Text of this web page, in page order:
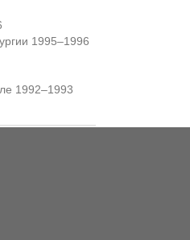
1995–1996
1992–1993